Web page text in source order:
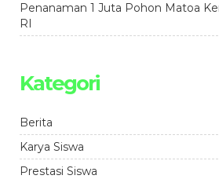
Penanaman 1 Juta Pohon Matoa
RI
Kategori
Berita
Karya Siswa
Prestasi Siswa